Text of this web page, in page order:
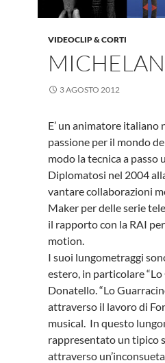
VIDEOCLIP & CORTI
3 AGOSTO 2012
E’ un animatore italiano
passione per il mondo
modo la tecnica a passo
Diplomatosi nel 2004
vantare collaborazioni
Maker per delle serie
il rapporto con la RAI
motion.
I suoi lungometraggi
estero, in particolare
Donatello. “Lo
attraverso il lavoro di
musical. In questo
rappresentato un tipico
attraverso